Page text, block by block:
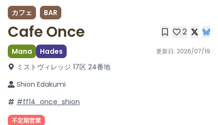
カフェ BAR
Cafe Once 2
Mana Hades 更新日: 2026/07/19
ミストヴィレッジ 17区 24番地
Shion Edakumi
#ff14_once_shion
不定期営業